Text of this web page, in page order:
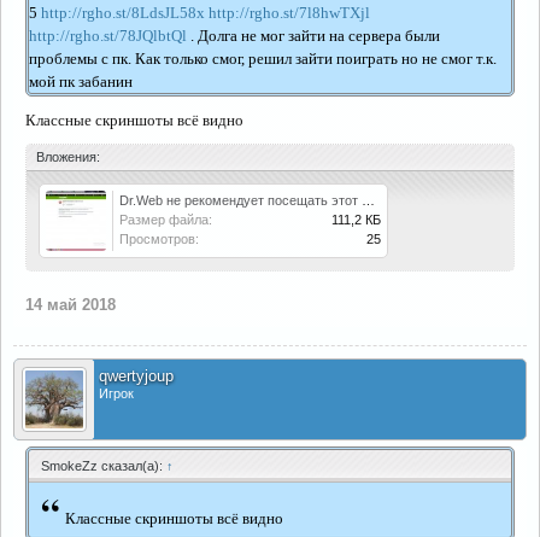
5 http://rgho.st/8LdsJL58x http://rgho.st/7l8hwTXjl
http://rgho.st/78JQlbtQl . Долга не мог зайти на сервера были
проблемы с пк. Как только смог, решил зайти поиграть но не смог т.к.
мой пк забанин
Классные скриншоты всё видно
Вложения:
Размер файла:
111,2 КБ
Просмотров:
25
14 май 2018
qwertyjoup
Игрок
SmokeZz сказал(а): ↑
“ Классные скриншоты всё видно